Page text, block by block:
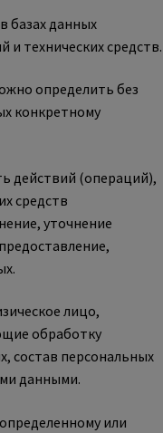
базах данных
технических средств.
определить без
конкретному
действий (операций),
средств
уточнение
лицо,
обработку
состав персональных
данными.
или